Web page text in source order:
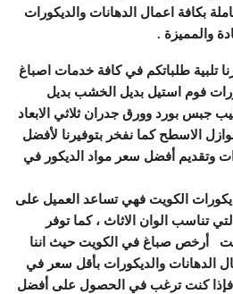
بكافة اعمال الدهانات والديكورات
والمميزة .
تلبية طلباتكم في كافة خدمات اصباغ
فوم استيل بديل الخشب بديل
جبس بورد وورق جدران ثلاثي الابعاد
الاسطح كما نفخر بتوفيرنا لأفضل
وتقديم أفضل سعر مواد الديكور في
الكويت فهي تساعد العميل على
تناسب الوان الاثاث ، كما توفر
أرخص صباغ في الكويت حيث اننا
الدهانات والديكورات بأقل سعر في
فإذا كنت ترغب في الحصول على أفضل